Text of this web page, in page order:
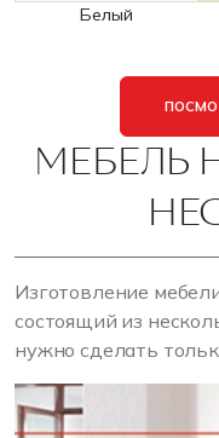
Белый
МЕБЕЛЬ
Изготовление
состоящий из
нужно сделать